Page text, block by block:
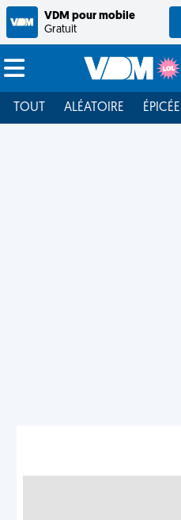
VDM pour mobile
Gratuit
TOUT ALÉATOIRE ÉPICÉE